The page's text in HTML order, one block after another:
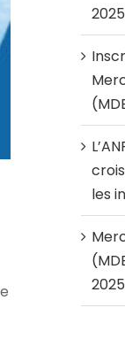
2025
les
2025